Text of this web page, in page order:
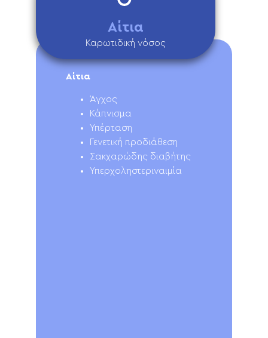
Αίτια
Καρωτιδική νόσος
Αίτια
Άγχος
Κάπνισμα
Υπέρταση
Γενετική προδιάθεση
Σακχαρώδης διαβήτης
Υπερχοληστεριναιμία